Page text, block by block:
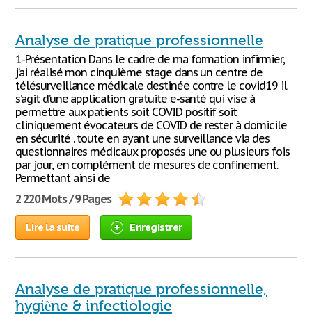
Analyse de pratique professionnelle
1-Présentation Dans le cadre de ma formation infirmier,
j’ai réalisé mon cinquième stage dans un centre de
télésurveillance médicale destinée contre le covid19 il
s’agit d’une application gratuite e-santé qui vise à
permettre aux patients soit COVID positif soit
cliniquement évocateurs de COVID de rester à domicile
en sécurité . toute en ayant une surveillance via des
questionnaires médicaux proposés une ou plusieurs fois
par jour, en complément de mesures de confinement.
Permettant ainsi de
2 220 Mots / 9 Pages
Lire la suite Enregistrer
Analyse de pratique professionnelle,
hygiène & infectiologie